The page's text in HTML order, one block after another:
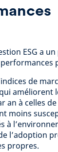
ESG a
de
améliorent
à celles de
moins
à
l’adoption
propres.